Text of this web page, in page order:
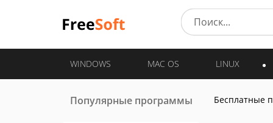
WINDOWS MAC OS LINUX
Популярные программы Бесплатные